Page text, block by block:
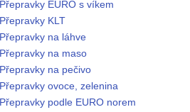
Přepravky EURO s víkem
Přepravky KLT
Přepravky na láhve
Přepravky na maso
Přepravky na pečivo
Přepravky ovoce, zelenina
Přepravky podle EURO norem